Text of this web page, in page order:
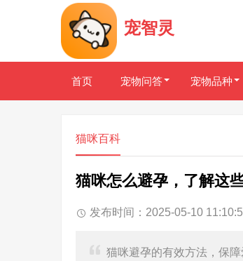
宠智灵
首页 宠物问答 宠物品种
猫咪百科
猫咪怎么避孕，了解这
发布时间：2025-05-10
猫咪避孕的有效方法，保